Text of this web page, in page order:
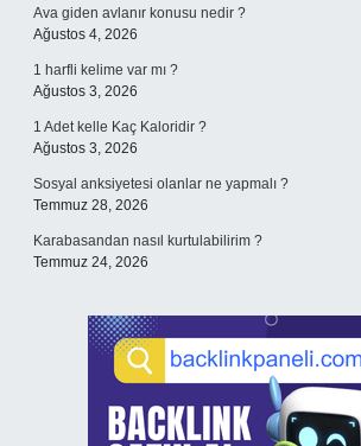
Ava giden avlanır konusu nedir ?
Ağustos 4, 2026
1 harfli kelime var mı ?
Ağustos 3, 2026
1 Adet kelle Kaç Kaloridir ?
Ağustos 3, 2026
Sosyal anksiyetesi olanlar ne yapmalı ?
Temmuz 28, 2026
Karabasandan nasıl kurtulabilirim ?
Temmuz 24, 2026